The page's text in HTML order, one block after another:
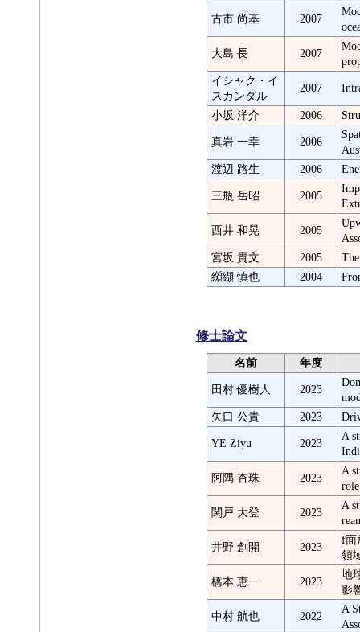
古市 尚基 2007
大島 長 2007
イシャク・イ
スカンダル
2007
小坂 洋介 2006
真岩 一幸 2006
渡辺 路生
2006
三瓶 岳昭 2005
西井 和晃 2005
宮坂 貴文
2005
纐纈 慎也
2004
修士論文
名前 年度
田村 優樹人 2023
矢口 公貴
2023
YE Ziyu 2023
A
阿隅 杏珠 2023
A
関戸 大登 2023
A
井野 創開 2023
f面
領
橋本 恵一 2023
地
影
中村 航也 2022
A